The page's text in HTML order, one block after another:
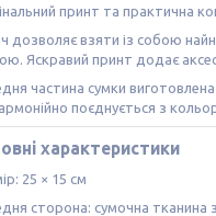
принт та практична
дозволяє взяти із собою
Яскравий принт додає
частина сумки
поєднується з
характеристики
25 × 15 см
сторона: сумочна тканина